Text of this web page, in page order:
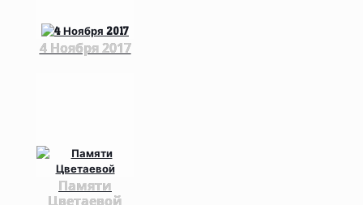
4 Ноября 2017
Памяти
Цветаевой